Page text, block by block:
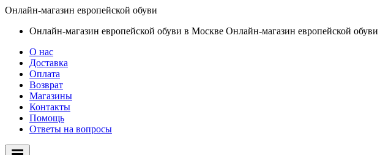
Онлайн-магазин европейской обуви
Онлайн-магазин европейской обуви в Москве Онлайн-магазин европейской обуви
О нас
Доставка
Оплата
Возврат
Магазины
Контакты
Помощь
Ответы на вопросы